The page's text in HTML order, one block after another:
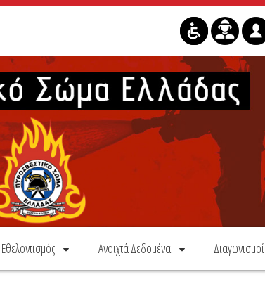
Εθελοντισμός Ανοιχτά Δεδομένα Διαγωνισμοί